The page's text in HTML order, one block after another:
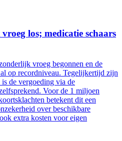
los; medicatie schaars
vroeg begonnen en de
op recordniveau. Tegelijkertijd zijn
de vergoeding via de
Voor de 1 miljoen
betekent dit een
over beschikbare
extra kosten voor eigen